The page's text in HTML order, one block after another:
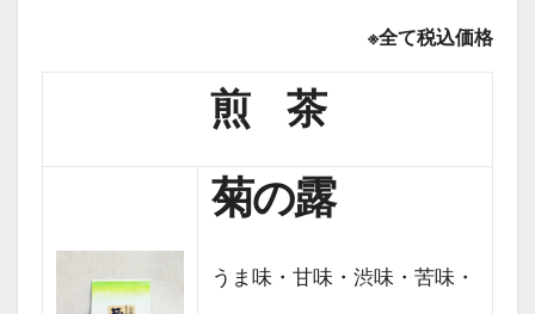
※全て税込価格
煎 茶
菊の露
うま味・甘味・渋味・苦味・